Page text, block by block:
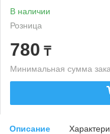
В наличии
Розница
780 ₸
Минимальная сумма
Описание